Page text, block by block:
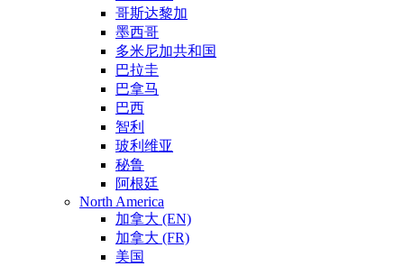
哥斯达黎加
墨西哥
多米尼加共和国
巴拉圭
巴拿马
巴西
智利
玻利维亚
秘鲁
阿根廷
North America
加拿大 (EN)
加拿大 (FR)
美国